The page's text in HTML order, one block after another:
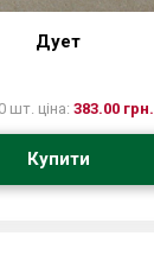
Дует
шт. ціна: 383.00 грн.
Купити